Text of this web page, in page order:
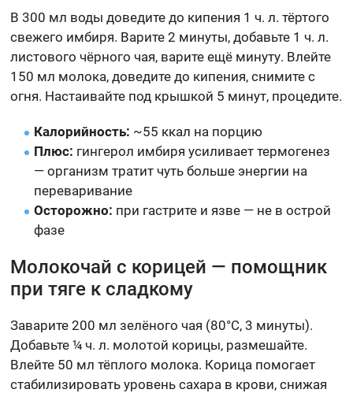
В 300 мл воды доведите до кипения 1 ч. л. тёртого
свежего имбиря. Варите 2 минуты, добавьте 1 ч. л.
листового чёрного чая, варите ещё минуту. Влейте
150 мл молока, доведите до кипения, снимите с
огня. Настаивайте под крышкой 5 минут, процедите.
Калорийность: ~55 ккал на порцию
Плюс: гингерол имбиря усиливает термогенез
— организм тратит чуть больше энергии на
переваривание
Осторожно: при гастрите и язве — не в острой
фазе
Молокочай с корицей — помощник
при тяге к сладкому
Заварите 200 мл зелёного чая (80°С, 3 минуты).
Добавьте ¼ ч. л. молотой корицы, размешайте.
Влейте 50 мл тёплого молока. Корица помогает
стабилизировать уровень сахара в крови, снижая